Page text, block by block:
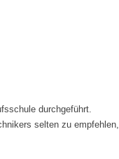
durchgeführt.
selten zu empfehlen,